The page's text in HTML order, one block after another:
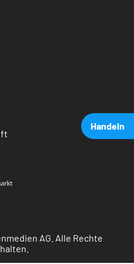
Handeln
AG. Alle Rechte